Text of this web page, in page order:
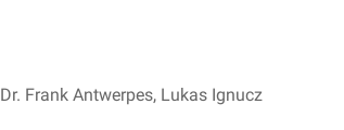
Dr. Frank Antwerpes, Lukas Ignucz